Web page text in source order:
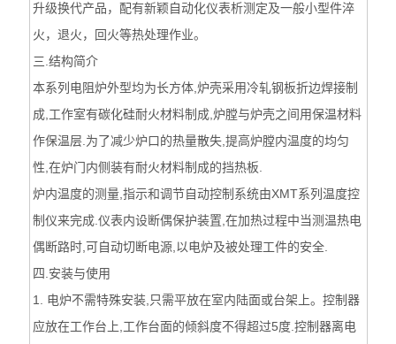
升级换代产品，配有新颖自动化仪表析测定及一般小型件淬
火，退火，回火等热处理作业。
三.结构简介
本系列电阻炉外型均为长方体,炉壳采用冷轧钢板折边焊接制
成,工作室有碳化硅耐火材料制成,炉膛与炉壳之间用保温材料
作保温层.为了减少炉口的热量散失,提高炉膛内温度的均匀
性,在炉门内侧装有耐火材料制成的挡热板.
炉内温度的测量,指示和调节自动控制系统由XMT系列温度控
制仪来完成.仪表内设断偶保护装置,在加热过程中当测温热电
偶断路时,可自动切断电源,以电炉及被处理工件的安全.
四.安装与使用
1. 电炉不需特殊安装,只需平放在室内陆面或台架上。控制器
应放在工作台上,工作台面的倾斜度不得超过5度.控制器离电